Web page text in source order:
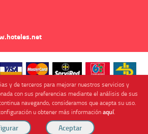
y de terceros para mejorar nuestros servicios y
con sus preferencias mediante el análisis de sus
navegando, consideramos que acepta su uso.
u obtener más informaciónaquí.